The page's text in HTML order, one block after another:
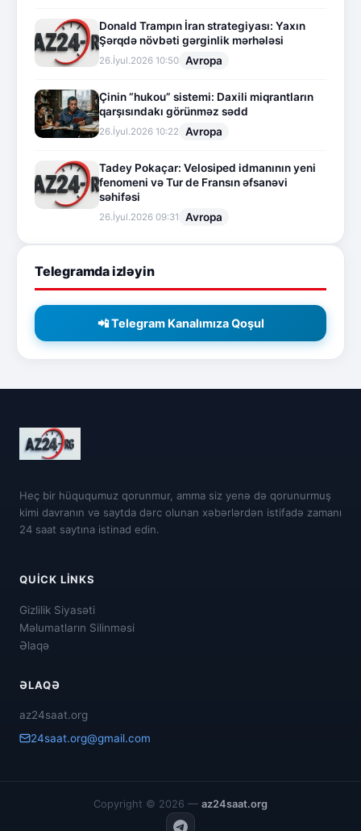
Donald Trampın İran strategiyası: Yaxın
Şərqdə növbəti gərginlik mərhələsi
26.İyul.2026 10:50 Avropa
Çinin “hukou” sistemi: Daxili miqrantların
qarşısındakı görünməz sədd
26.İyul.2026 10:22 Avropa
Tadey Pokaçar: Velosiped idmanının yeni
fenomeni və Tur de Fransın əfsanəvi
səhifəsi
26.İyul.2026 09:31 Avropa
Telegramda izləyin
📲 Telegram Kanalımıza Qoşul
Heç bir hüququmuz qorunmur, amma siz yenə də qorunurmuş
kimi davranın və saytda dərc olunan xəbərlərdən istifadə zamanı
24 saat saytına istinad edin.
QUICK LINKS
Gizlilik Siyasəti
Məlumatların Silinməsi
Əlaqə
ƏLAQƏ
az24saat.org
24saat.org@gmail.com
Copyright © 2026 — az24saat.org